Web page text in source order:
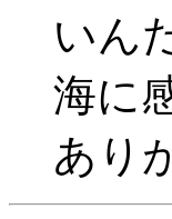
いん
海に
あり